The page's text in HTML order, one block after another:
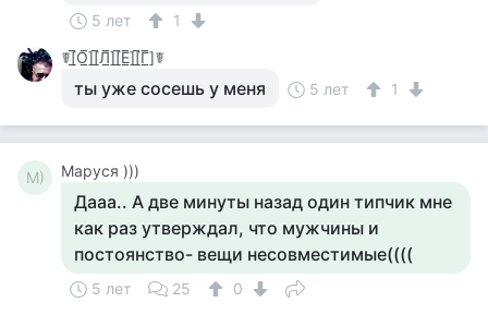
5 лет
1
☤[̲̅О̲̅][̲̅Л̲̅][̲̅Е̲̅][̲̅Г̲̅]☤
ты уже сосешь у меня 5 лет 1
М) Маруся )))
Дааа.. А две минуты назад один типчик мне
как раз утверждал, что мужчины и
постоянство- вещи несовместимые((((
5 лет 25
0